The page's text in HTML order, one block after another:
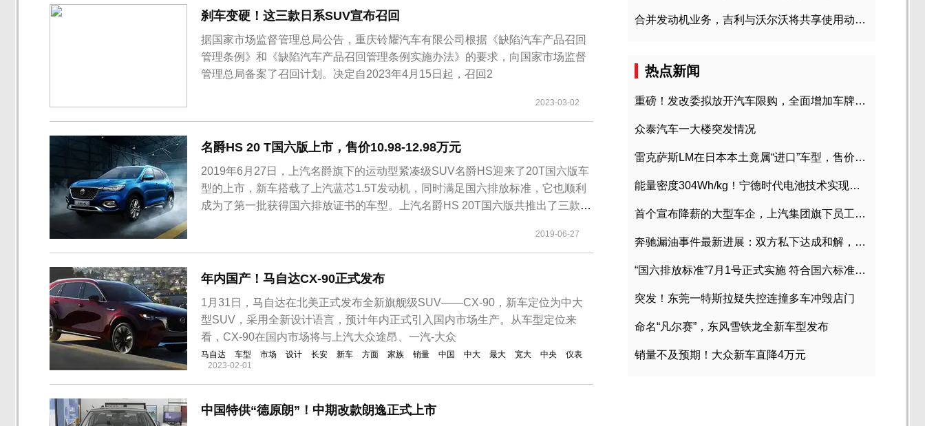
刹车变硬！这三款日系SUV宣布召回
据国家市场监督管理总局公告，重庆铃耀汽车有限公司根据《缺陷汽车产品召回
管理条例》和《缺陷汽车产品召回管理条例实施办法》的要求，向国家市场监督
管理总局备案了召回计划。决定自2023年4月15日起，召回2
2023-03-02
名爵HS 20 T国六版上市，售价10.98-12.98万元
2019年6月27日，上汽名爵旗下的运动型紧凑级SUV名爵HS迎来了20T国六版车
型的上市，新车搭载了上汽蓝芯1.5T发动机，同时满足国六排放标准，它也顺利
成为了第一批获得国六排放证书的车型。上汽名爵HS 20T国六版共推出了三款车
未来将会对韩系SUV形成直接竞争。外观方面，新车延续了家族式设计风格，而
在配置方...
2019-06-27
年内国产！马自达CX-90正式发布
1月31日，马自达在北美正式发布全新旗舰级SUV——CX-90，新车定位为中大
型SUV，采用全新设计语言，预计年内正式引入国内市场生产。从车型定位来
看，CX-90在国内市场将与上汽大众途昂、一汽-大众
马自达 车型 市场 设计 长安 新车 方面 家族 销量 中国 中大 最大 宽大 中央
仪表
2023-02-01
中国特供“德原朗”！中期改款朗逸正式上市
合并发动机业务，吉利与沃尔沃将共享使用动力总成
热点新闻
重磅！发改委拟放开汽车限购，全面增加车牌指标
众泰汽车一大楼突发情况
雷克萨斯LM在日本本土竟属“进口”车型，售价2580万日元
能量密度304Wh/kg！宁德时代电池技术实现突破
首个宣布降薪的大型车企，上汽集团旗下员工降薪文件曝光
奔驰漏油事件最新进展：双方私下达成和解，工商已介入调查
“国六排放标准”7月1号正式实施 符合国六标准车型目录一览
突发！东莞一特斯拉疑失控连撞多车冲毁店门
命名“凡尔赛”，东风雪铁龙全新车型发布
销量不及预期！大众新车直降4万元